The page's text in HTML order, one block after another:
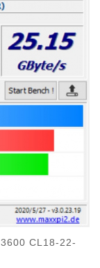
CL18-22-